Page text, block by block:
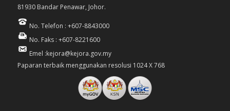
81930 Bandar Penawar, Johor.
No. Telefon : +607-8843000
No. Faks : +607-8221600
Emel :kejora@kejora.gov.my
Paparan terbaik menggunakan resolusi 1024 X 768